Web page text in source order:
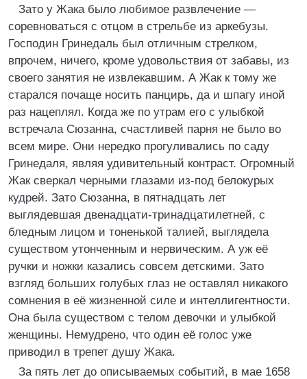
Зато у Жака было любимое развлечение —
соревноваться с отцом в стрельбе из аркебузы.
Господин Гринедаль был отличным стрелком,
впрочем, ничего, кроме удовольствия от забавы, из
своего занятия не извлекавшим. А Жак к тому же
старался почаще носить панцирь, да и шпагу иной
раз нацеплял. Когда же по утрам его с улыбкой
встречала Сюзанна, счастливей парня не было во
всем мире. Они нередко прогуливались по саду
Гринедаля, являя удивительный контраст. Огромный
Жак сверкал черными глазами из-под белокурых
кудрей. Зато Сюзанна, в пятнадцать лет
выглядевшая двенадцати-тринадцатилетней, с
бледным лицом и тоненькой талией, выглядела
существом утонченным и нервическим. А уж её
ручки и ножки казались совсем детскими. Зато
взгляд больших голубых глаз не оставлял никакого
сомнения в её жизненной силе и интеллигентности.
Она была существом с телом девочки и улыбкой
женщины. Немудрено, что один её голос уже
приводил в трепет душу Жака.
За пять лет до описываемых событий, в мае 1658